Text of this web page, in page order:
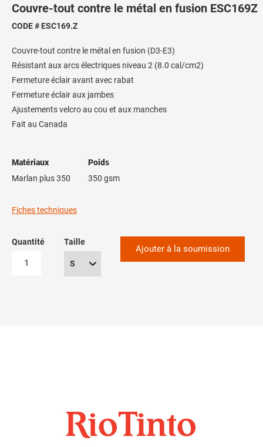
Couvre-tout contre le métal en fusion ESC169Z
CODE # ESC169.Z
Couvre-tout contre le métal en fusion (D3-E3)
Résistant aux arcs électriques niveau 2 (8.0 cal/cm2)
Fermeture éclair avant avec rabat
Fermeture éclair aux jambes
Ajustements velcro au cou et aux manches
Fait au Canada
Matériaux
Marlan plus 350
Poids
350 gsm
Fiches techniques
Quantité Taille
Ajouter à la soumission